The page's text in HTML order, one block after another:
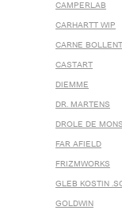
CAMPERLAB
CARHARTT WIP
CARNE
CASTART
DIEMME
DR. MARTENS
DROLE DE
FAR AFIELD
FRIZMWORKS
GLEB KOSTIN
GOLDWIN